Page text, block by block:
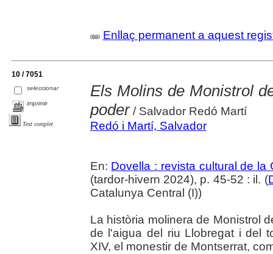
Enllaç permanent a aquest
10 / 7051
seleccionar
imprimir
Text complet
Els Molins de Monistrol
poder/ Salvador Redó Martí
Redó i Martí, Salvador
En: Dovella : revista cultural de la
(tardor-hivern 2024), p. 45-52 : il. (
Catalunya Central (I))
La història molinera de Monistrol
de l'aigua del riu Llobregat i del
XIV, el monestir de Montserrat,